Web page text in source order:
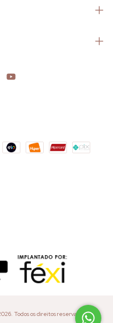
Todos os direitos reservados.